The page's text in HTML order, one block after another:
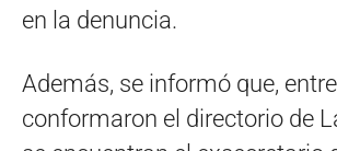
en la denuncia.
Además, se informó que,
conformaron el directorio de